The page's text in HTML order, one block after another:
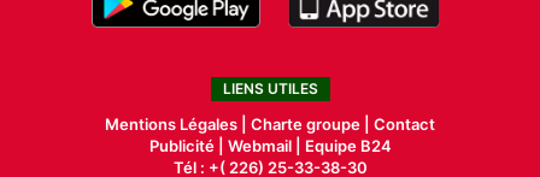
LIENS UTILES
Mentions Légales | Charte groupe | Contact
Publicité| Webmail |
Equipe B24
Tél : +( 226) 25-33-38-30